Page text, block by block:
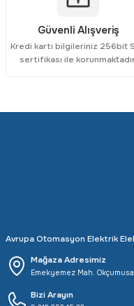
Güvenli Alışveriş
Kredi kartı bilgileriniz 256bit
sertifikası ile
Avrupa Otomasyon Elektrik
Mağaza Adresimiz
Emekyemez Mah.
Bizi Arayın